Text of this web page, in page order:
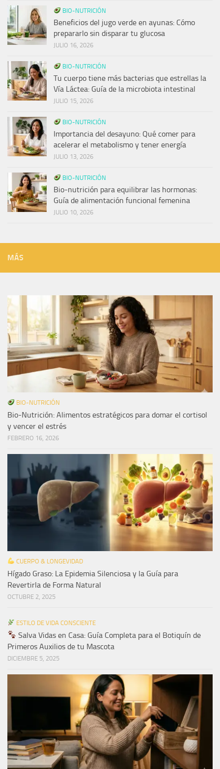
BIO-NUTRICIÓN
Beneficios del jugo verde en ayunas: Cómo
prepararlo sin disparar tu glucosa
JULIO 16, 2026
BIO-NUTRICIÓN
Tu cuerpo tiene más bacterias que estrellas la
Vía Láctea: Guía de la microbiota intestinal
JULIO 15, 2026
BIO-NUTRICIÓN
Importancia del desayuno: Qué comer para
acelerar el metabolismo y tener energía
JULIO 13, 2026
BIO-NUTRICIÓN
Bio-nutrición para equilibrar las hormonas:
Guía de alimentación funcional femenina
JULIO 10, 2026
MÁS
BIO-NUTRICIÓN
Bio-Nutrición: Alimentos estratégicos para domar el cortisol
y vencer el estrés
FEBRERO 16, 2026
CUERPO & LONGEVIDAD
Hígado Graso: La Epidemia Silenciosa y la Guía para
Revertirla de Forma Natural
OCTUBRE 2, 2025
ESTILO DE VIDA CONSCIENTE
Salva Vidas en Casa: Guía Completa para el Botiquín de
Primeros Auxilios de tu Mascota
DICIEMBRE 5, 2025